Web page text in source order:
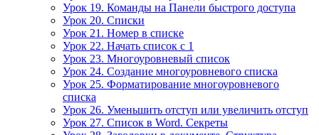
Урок 19. Команды на Панели быстрого доступа
Урок 20. Списки
Урок 21. Номер в списке
Урок 22. Начать список с 1
Урок 23. Многоуровневый список
Урок 24. Создание многоуровневого списка
Урок 25. Форматирование многоуровневого
списка
Урок 26. Уменьшить отступ или увеличить отступ
Урок 27. Список в Word. Секреты